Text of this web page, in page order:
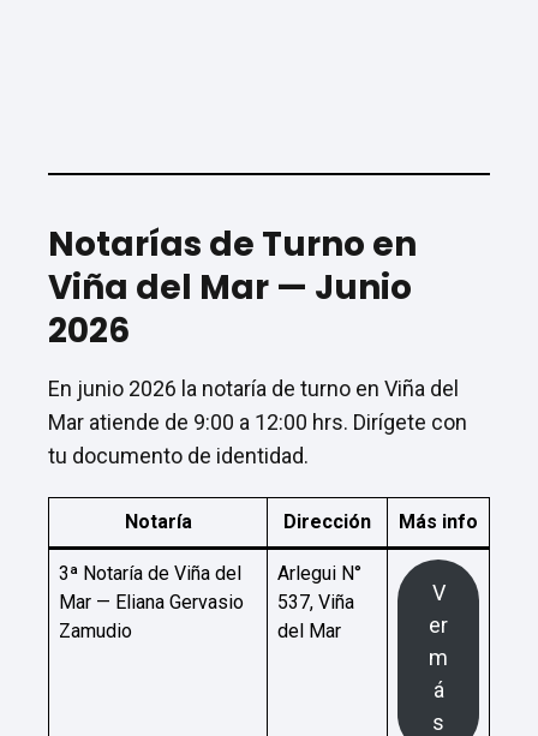
Notarías de Turno en
Viña del Mar — Junio
2026
En junio 2026 la notaría de turno en Viña del
Mar atiende de 9:00 a 12:00 hrs. Dirígete con
tu documento de identidad.
Notaría Dirección Más info
3ª Notaría de Viña del
Mar — Eliana Gervasio
Zamudio
Arlegui N°
537, Viña
del Mar
V
er
m
á
s